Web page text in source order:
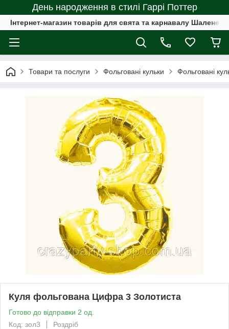
День народження в стилі Гаррі Поттер
Інтернет-магазин товарів для свята та карнавалу Шалене
Товари та послуги Фольговані кульки Фольговані
Куля фольгована Цифра 3 Золотиста
Готово до відправки 2 од.
Код: зол3
Роздріб